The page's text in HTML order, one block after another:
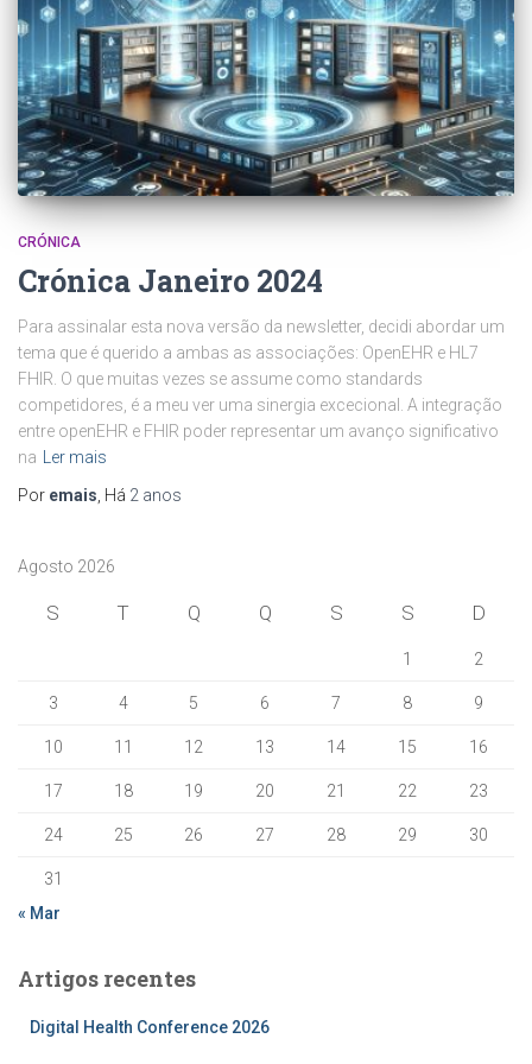
CRÓNICA
Crónica Janeiro 2024
Para assinalar esta nova versão da newsletter, decidi abordar um
tema que é querido a ambas as associações: OpenEHR e HL7
FHIR. O que muitas vezes se assume como standards
competidores, é a meu ver uma sinergia excecional. A integração
entre openEHR e FHIR poder representar um avanço significativo
na
Ler mais
Por emais , Há 2 anos
Agosto 2026
S T Q Q S S D
1 2
3 4 5 6 7 8 9
10 11 12 13 14 15 16
17 18 19 20 21 22 23
24 25 26 27 28 29 30
31
« Mar
Artigos recentes
Digital Health Conference 2026